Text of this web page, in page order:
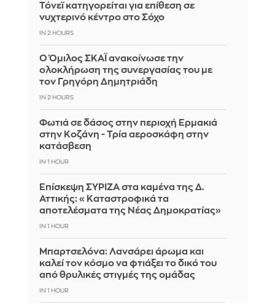
Τόνεϊ κατηγορείται για επίθεση σε
νυχτερινό κέντρο στο Σόχο
IN 2 HOURS
Ο Όμιλος ΣΚΑΪ ανακοίνωσε την
ολοκλήρωση της συνεργασίας του με
τον Γρηγόρη Δημητριάδη
IN 2 HOURS
Φωτιά σε δάσος στην περιοχή Ερμακιά
στην Κοζάνη - Τρία αεροσκάφη στην
κατάσβεση
IN 1 HOUR
Επίσκεψη ΣΥΡΙΖΑ στα καμένα της Δ.
Αττικής: «Καταστροφικά τα
αποτελέσματα της Νέας Δημοκρατίας»
IN 1 HOUR
Μπαρτσελόνα: Λανσάρει άρωμα και
καλεί τον κόσμο να φτιάξει το δικό του
από θρυλικές στιγμές της ομάδας
IN 1 HOUR